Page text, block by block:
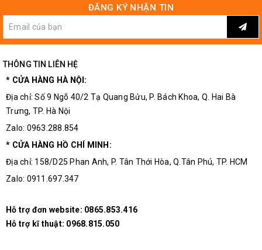
ĐĂNG KÝ NHẬN TIN
THÔNG TIN LIÊN HỆ
* CỬA HÀNG HÀ NỘI:
Địa chỉ: Số 9 Ngõ 40/2 Tạ Quang Bửu, P. Bách Khoa, Q. Hai Bà
Trưng, TP. Hà Nội
Zalo: 0963.288.854
* CỬA HÀNG HỒ CHÍ MINH:
Địa chỉ: 158/D25 Phan Anh, P. Tân Thới Hòa, Q.Tân Phú, TP. HCM
Zalo: 0911.697.347
Hỗ trợ đơn website: 0865.853.416
Hỗ trợ kĩ thuật: 0968.815.050